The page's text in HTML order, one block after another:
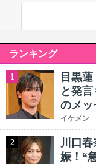
ランキング
1
目黒
と発
のメッ
イケメン
2
川口
娠！“